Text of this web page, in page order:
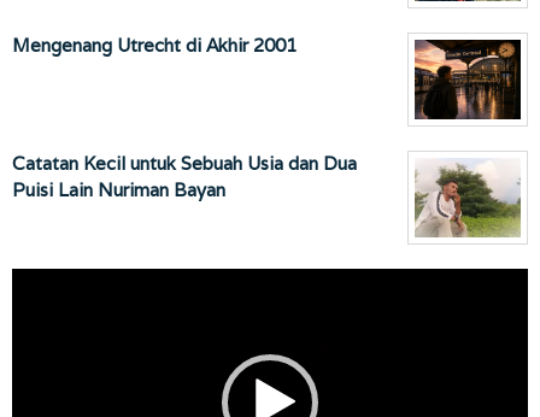
Mengenang Utrecht di Akhir 2001
Catatan Kecil untuk Sebuah Usia dan Dua
Puisi Lain Nuriman Bayan